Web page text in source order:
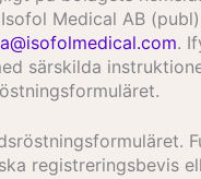
Medical AB
.
särskilda
registreringsbevis